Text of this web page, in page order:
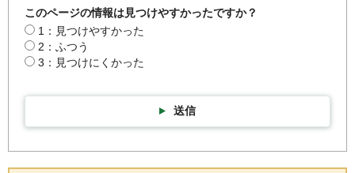
このページの情報は見つけやすかったですか？
1：見つけやすかった
2：ふつう
3：見つけにくかった
送信